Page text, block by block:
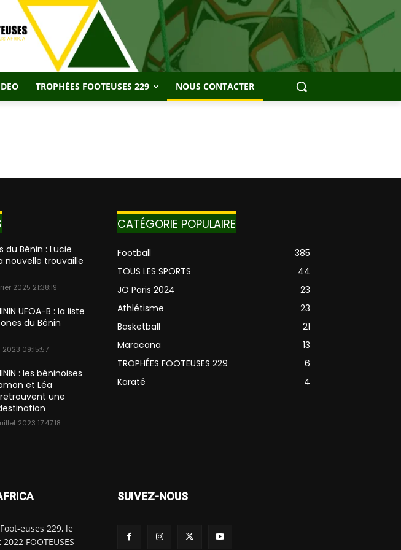
TROPHÉES FOOTEUSES 229 NOUS CONTACTER
du Bénin : Lucie
nouvelle trouvaille
2025 21:38:19
UFOA-B : la liste
du Bénin
09:15:57
: les béninoises
et Léa
une
2023 17:47:18
CATÉGORIE POPULAIRE
Football
385
TOUS LES SPORTS
44
JO Paris 2024
23
Athlétisme
23
Basketball
21
Maracana
13
TROPHÉES FOOTEUSES 229
6
Karaté
4
euses 229, le
FOOTEUSES
SUIVEZ-NOUS